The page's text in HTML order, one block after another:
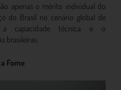
apenas o mérito individual do
do Brasil no cenário global de
a capacidade técnica e o
brasileiras.
Fome